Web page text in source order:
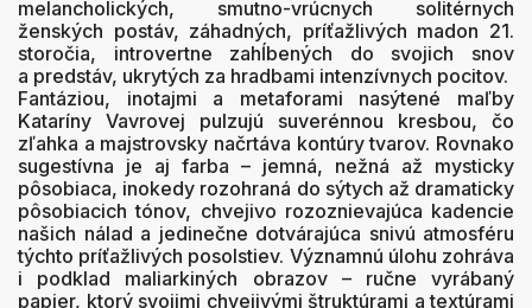
melancholických, smutno-vrúcnych solitérnych
ženských postáv, záhadných, príťažlivých madon 21.
storočia, introvertne zahĺbených do svojich snov
a predstáv, ukrytých za hradbami intenzívnych pocitov.
Fantáziou, inotajmi a metaforami nasýtené maľby
Kataríny Vavrovej pulzujú suverénnou kresbou, čo
zľahka a majstrovsky načrtáva kontúry tvarov. Rovnako
sugestívna je aj farba – jemná, nežná až mysticky
pôsobiaca, inokedy rozohraná do sýtych až dramaticky
pôsobiacich tónov, chvejivo rozoznievajúca kadencie
našich nálad a jedinečne dotvárajúca snivú atmosféru
týchto príťažlivých posolstiev. Významnú úlohu zohráva
i podklad maliarkiných obrazov – ručne vyrábaný
papier, ktorý svojimi chvejivými štruktúrami a textúrami